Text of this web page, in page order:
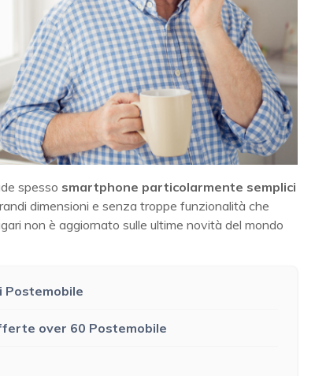
spesso smartphone particolarmente semplici
dimensioni e senza troppe funzionalità che
non è aggiornato sulle ultime novità del mondo
Postemobile
over 60 Postemobile